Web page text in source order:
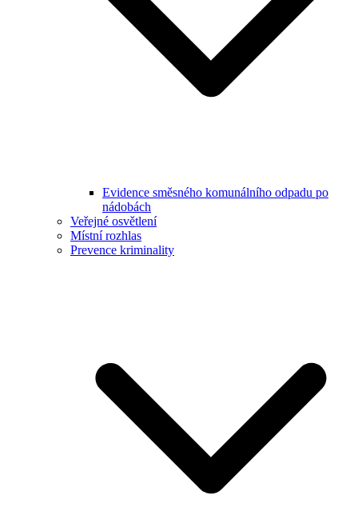
Evidence směsného komunálního odpadu po
nádobách
Veřejné osvětlení
Místní rozhlas
Prevence kriminality